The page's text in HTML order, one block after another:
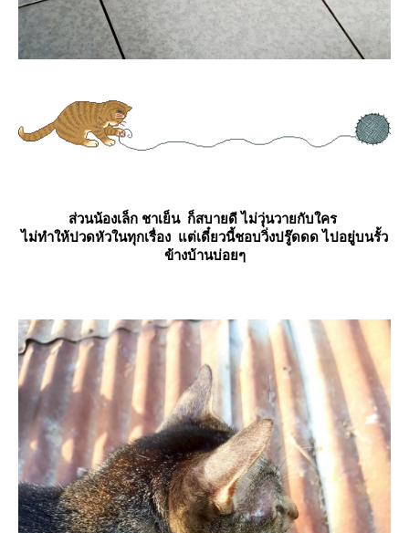
ส่วนน้องเล็ก ชาเย็นก็สบายดี ไม่วุ่นวายกับใคร
ไม่ทำให้ปวดหัวในทุกเรื่อง แต่เดี๋ยวนี้ชอบวิ่งปรู๊ดดด ไปอยู่บนรั้ว
ข้างบ้านบ่อยๆ